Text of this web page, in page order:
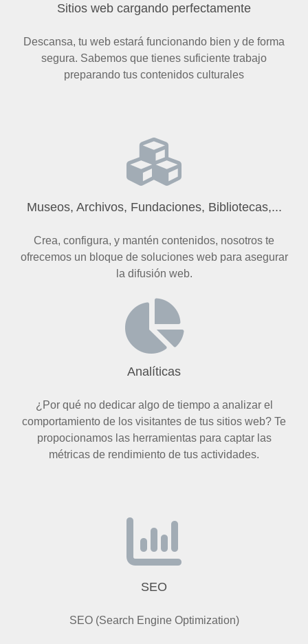
Sitios web cargando perfectamente
Descansa, tu web estará funcionando bien y de forma
segura. Sabemos que tienes suficiente trabajo
preparando tus contenidos culturales
Museos, Archivos, Fundaciones, Bibliotecas,...
Crea, configura, y mantén contenidos, nosotros te
ofrecemos un bloque de soluciones web para asegurar
la difusión web.
Analíticas
¿Por qué no dedicar algo de tiempo a analizar el
comportamiento de los visitantes de tus sitios web? Te
propocionamos las herramientas para captar las
métricas de rendimiento de tus actividades.
SEO
SEO (Search Engine Optimization)